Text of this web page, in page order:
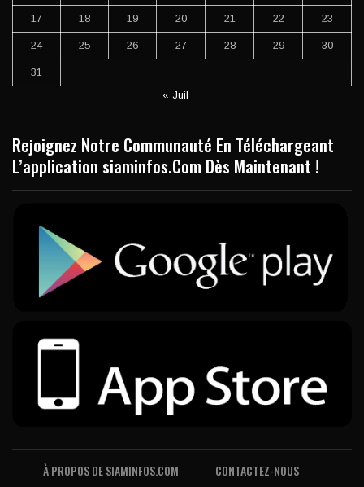
17 18 19 20 21 22 23
24 25 26 27 28 29 30
31
« Juil
Rejoignez Notre Communauté En Téléchargeant
L’application siaminfos.Com Dès Maintenant !
À PROPOS DE SIAMINFOS.COM CONTACTEZ-NOUS